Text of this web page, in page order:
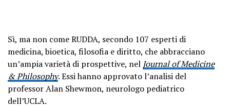
Sì, ma non come RUDDA, secondo 107 esperti di
medicina, bioetica, filosofia e diritto, che abbracciano
un’ampia varietà di prospettive, nel Journal of Medicine
& Philosophy. Essi hanno approvato l’analisi del
professor Alan Shewmon, neurologo pediatrico
dell’UCLA.